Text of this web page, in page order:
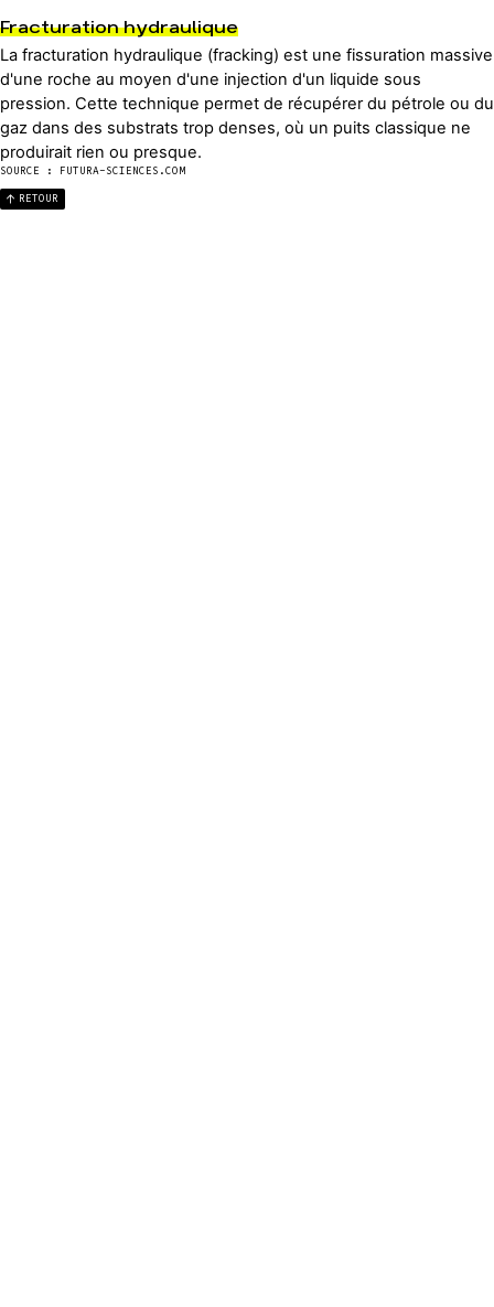
Fracturation hydraulique
La fracturation hydraulique (fracking) est une fissuration massive
d'une roche au moyen d'une injection d'un liquide sous
pression. Cette technique permet de récupérer du pétrole ou du
gaz dans des substrats trop denses, où un puits classique ne
produirait rien ou presque.
SOURCE : FUTURA-SCIENCES.COM
RETOUR